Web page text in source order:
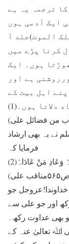
ایک آدمی ہوں
الموت)جلد آ
کرنا پڑے میں
ہوں۔ ایک
ہے اور
اہل بیت کے
بارے میں تمہیں خدا عزوجل کی یاد دلاتا ہوں۔(1)
نے یہ بھی ارشاد
فرمایا کہ
مَنْ کُنْتُ مَوْلَاہُ فَعَلِیٌّ مَوْلَاہُ اَللّٰھُمَّ وَالِ مَنْ وَّالَاہُ وَعَادِ مَنْ عَادَاہُ(2)
جو
اور جو علی سے
عداوت رکھ۔
تعالیٰ عنہ کے